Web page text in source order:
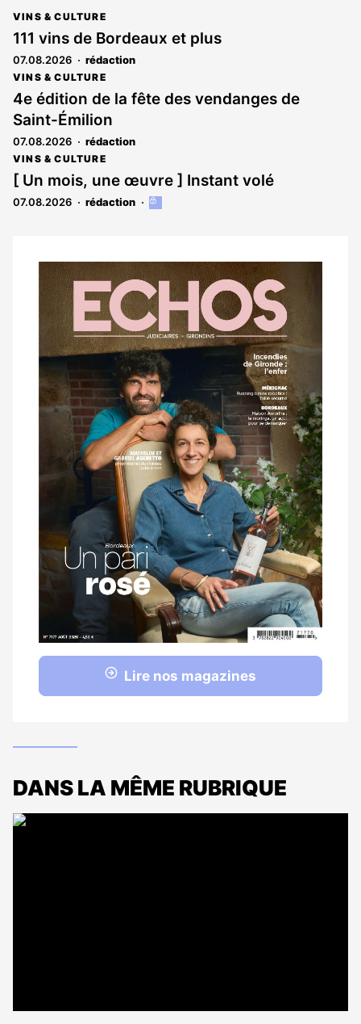
VINS & CULTURE
111 vins de Bordeaux et plus
07.08.2026 rédaction
VINS & CULTURE
4e édition de la fête des vendanges de
Saint-Émilion
07.08.2026 rédaction
VINS & CULTURE
[ Un mois, une œuvre ] Instant volé
07.08.2026 rédaction
Cet
aux
abonnés
Notre
dernier
magazine
Lire nos magazines
DANS LA MÊME RUBRIQUE